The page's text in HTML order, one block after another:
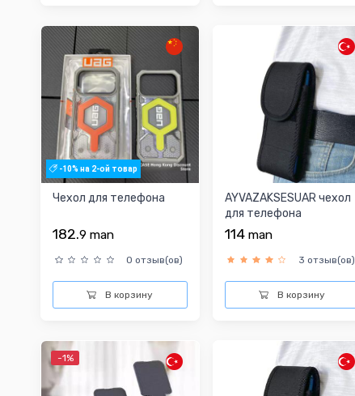
-10% на 2-ой товар
Чехол для телефона
182.9 man
0 отзыв(ов)
В корзину
AYVAZAKSESUAR чехол
для телефона
114 man
3 отзыв(ов)
В корзину
-1%